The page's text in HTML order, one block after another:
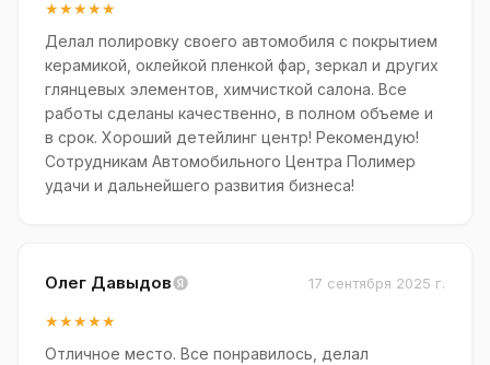
★★★★★
Делал полировку своего автомобиля с покрытием
керамикой, оклейкой пленкой фар, зеркал и других
глянцевых элементов, химчисткой салона. Все
работы сделаны качественно, в полном объеме и
в срок. Хороший детейлинг центр! Рекомендую!
Сотрудникам Автомобильного Центра Полимер
удачи и дальнейшего развития бизнеса!
Олег Давыдов 17 сентября 2025 г.
★★★★★
Отличное место. Все понравилось, делал